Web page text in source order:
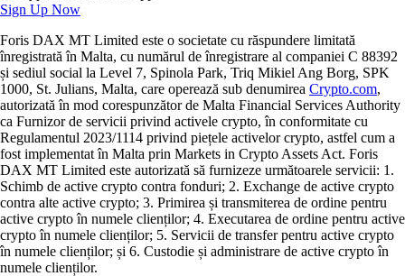
Sign Up Now
Foris DAX MT Limited este o societate cu răspundere limitată
înregistrată în Malta, cu numărul de înregistrare al companiei C 88392
și sediul social la Level 7, Spinola Park, Triq Mikiel Ang Borg, SPK
1000, St. Julians, Malta, care operează sub denumirea Crypto.com,
autorizată în mod corespunzător de Malta Financial Services Authority
ca Furnizor de servicii privind activele crypto, în conformitate cu
Regulamentul 2023/1114 privind piețele activelor crypto, astfel cum a
fost implementat în Malta prin Markets in Crypto Assets Act. Foris
DAX MT Limited este autorizată să furnizeze următoarele servicii: 1.
Schimb de active crypto contra fonduri; 2. Exchange de active crypto
contra alte active crypto; 3. Primirea și transmiterea de ordine pentru
active crypto în numele clienților; 4. Executarea de ordine pentru active
crypto în numele clienților; 5. Servicii de transfer pentru active crypto
în numele clienților; și 6. Custodie și administrare de active crypto în
numele clienților.